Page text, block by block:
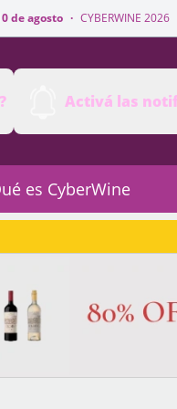
2026 · del 4 al 10 de
Activá las
es CyberWine